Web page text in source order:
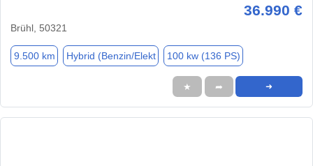
36.990 €
Brühl, 50321
9.500 km Hybrid (Benzin/Elekt 100 kw (136 PS)
★ ➦ ➜